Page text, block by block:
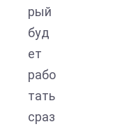
рый
буд
ет
рабо
тать
сраз